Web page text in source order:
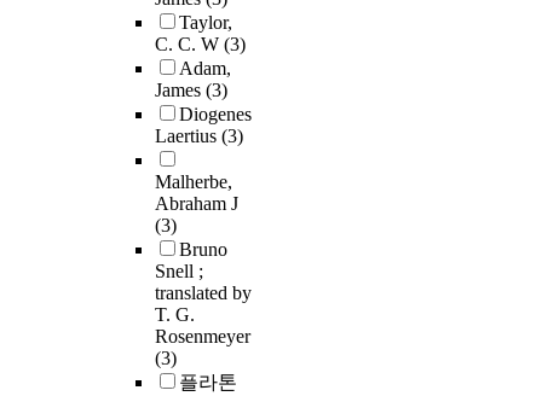
Taylor,
C. C. W (3)
Adam,
James (3)
Diogenes
Laertius (3)
Malherbe,
Abraham J
(3)
Bruno
Snell ;
translated by
T. G.
Rosenmeyer
(3)
플라톤